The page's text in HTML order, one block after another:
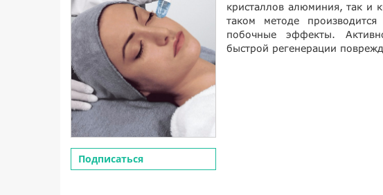
Подписаться
кристаллов алюминия, так и
таком методе
побочные эффекты.
быстрой регенерации